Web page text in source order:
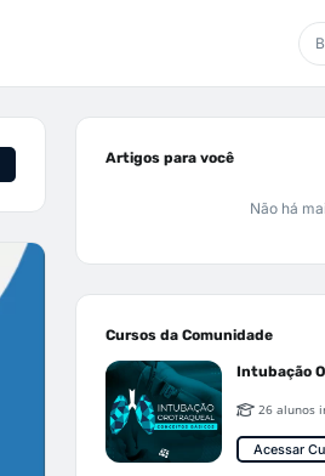
Artigos para você
Não há
Cursos da Comunidade
26 alunos
Acessar